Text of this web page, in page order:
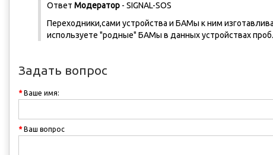
Ответ Модератор - SIGNAL-SOS
Переходники,сами устройства и БАМы к ним
используете "родные" БАМы в данных устройствах
Задать вопрос
Ваше имя:
Ваш вопрос